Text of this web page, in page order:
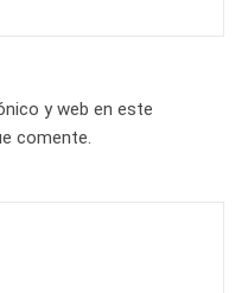
y web en este
comente.